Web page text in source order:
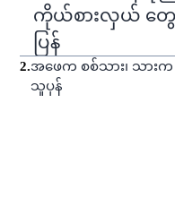
ကိုယ်စားလှယ် တွေ့
ပြန်
2.အဖေက စစ်သား၊ သားက
သူပုန်